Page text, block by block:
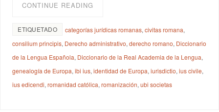
CONTINUE READING
ETIQUETADO categorías jurídicas romanas,civitas romana,
consilium principis, Derecho administrativo,derecho romano, Diccionario
de la Lengua Española, Diccionario de la Real Academia de la Lengua,
genealogía de Europa,ibi ius,identidad de Europa,iurisdictio,ius civile,
ius edicendi,romanidad católica,romanización,ubi societas